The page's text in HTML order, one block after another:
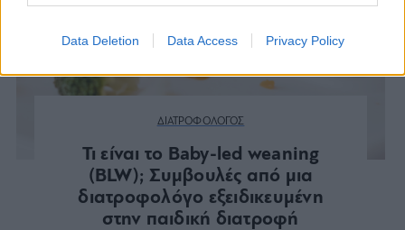
Data Deletion Data Access Privacy Policy
ΔΙΑΤΡΟΦΟΛΟΓΟΣ
Τι είναι το Baby-led weaning
(BLW); Συμβουλές από μια
διατροφολόγο εξειδικευμένη
στην παιδική διατροφή